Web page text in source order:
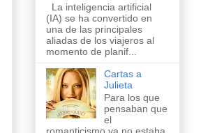
La inteligencia artificial
(IA) se ha convertido en
una de las principales
aliadas de los viajeros al
momento de planif...
Cartas a
Julieta
Para los que
pensaban que
el